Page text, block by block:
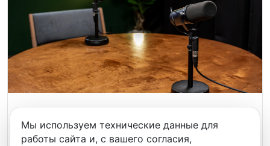
Выездная запись подкастов - услуга
бронирования на Podcastbery.
Мы используем технические данные для
работы сайта и, с вашего согласия,